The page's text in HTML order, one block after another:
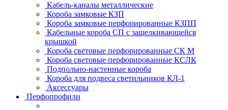
Кабель-каналы металлические
Короба замковые КЗП
Короба замковые перфорированные КЗПП
Кабельные короба СП с защелкивающейся
крышкой
Короба световые перфорированные СК М
Короба световые перфорированные КСЛК
Подпольно-настенные короба
Короба для подвеса светильников КЛ-1
Аксессуары
Перфопрофили